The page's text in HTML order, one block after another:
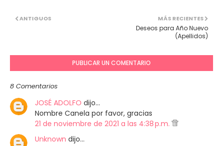
MÁS RECIENTES
Deseos para Año Nuevo
(Apellidos)
ANTIGUOS
PUBLICAR UN COMENTARIO
8 Comentarios
JOSÉ ADOLFO dijo…
Nombre Canela por favor, gracias
21 de noviembre de 2021 a las 4:38 p.m.
Unknown dijo…